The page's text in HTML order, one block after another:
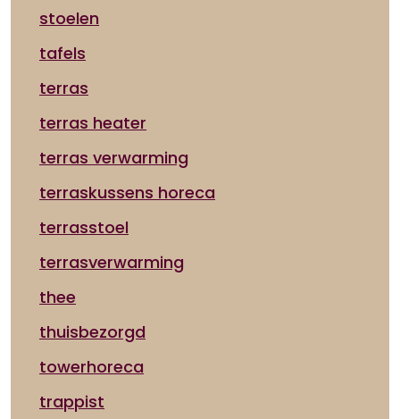
stoelen
tafels
terras
terras heater
terras verwarming
terraskussens horeca
terrasstoel
terrasverwarming
thee
thuisbezorgd
towerhoreca
trappist